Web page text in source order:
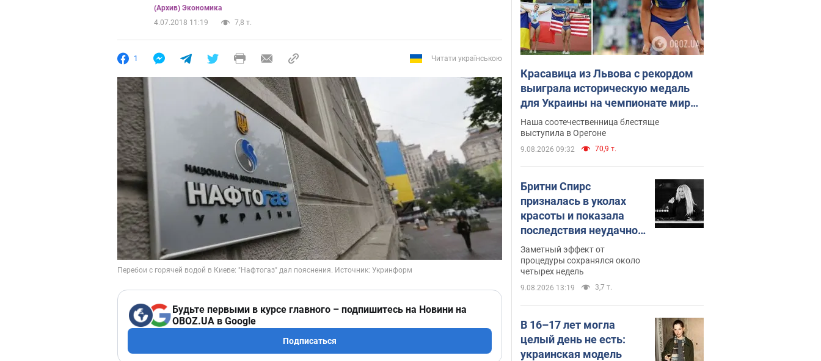
(Архив) Экономика
4.07.2018 11:19
7,8 т.
1 Читати українською
Будьте первыми в курсе главного – подпишитесь на Новини на
OBOZ.UA в Google
Подписаться
Красавица из Львова с рекордом
выиграла историческую медаль
для Украины на чемпионате мира
по легкой атлетике U20. Видео
Наша соотечественница блестяще
выступила в Орегоне
9.08.2026 09:32 70,9 т.
Бритни Спирс
призналась в уколах
красоты и показала
последствия неудачной
косметологии: ходила
так почти месяц
Заметный эффект от
процедуры сохранялся около
четырех недель
9.08.2026 13:19 3,7 т.
В 16–17 лет могла
целый день не есть:
украинская модель